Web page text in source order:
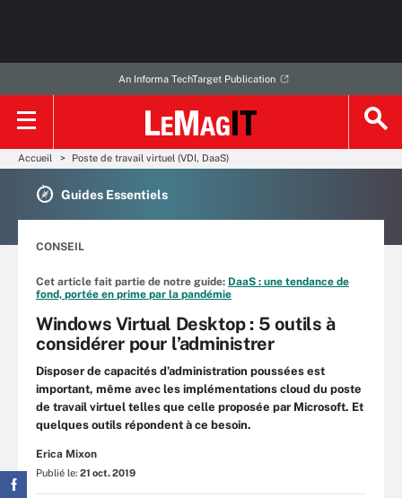
An Informa TechTarget Publication
Accueil Poste de travail virtuel (VDI, DaaS)
Guides Essentiels
CONSEIL
Cet article fait partie de notre guide: DaaS : une tendance de
fond, portée en prime par la pandémie
Windows Virtual Desktop : 5 outils à
considérer pour l’administrer
Disposer de capacités d’administration poussées est
important, même avec les implémentations cloud du poste
de travail virtuel telles que celle proposée par Microsoft. Et
quelques outils répondent à ce besoin.
Erica Mixon
Publié le: 21 oct. 2019